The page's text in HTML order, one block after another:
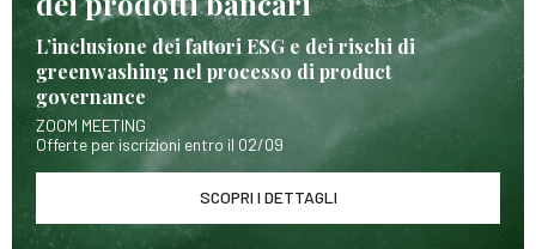
L’inclusione dei fattori ESG e dei rischi di
greenwashing nel processo di product
governance
ZOOM MEETING
Offerte per iscrizioni entro il 02/09
SCOPRI I DETTAGLI